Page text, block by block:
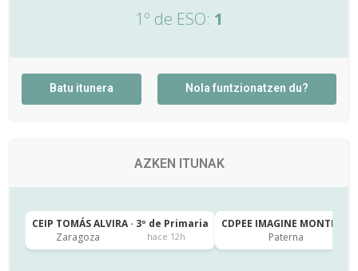
1º de ESO: 1
Batu itunera Nola funtzionatzen du?
AZKEN ITUNAK
CEIP TOMÁS ALVIRA · 3º de Primaria
Zaragoza
hace 12h
CDPEE IMAGINE
Paterna